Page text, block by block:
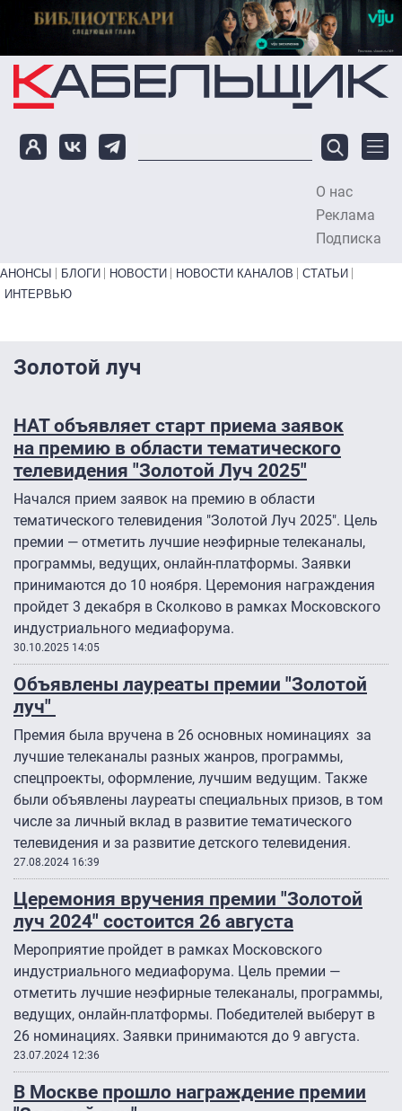
Перейти к основному содержанию
О нас
Реклама
Подписка
Primary links bottom
АНОНСЫ БЛОГИ НОВОСТИ НОВОСТИ КАНАЛОВ
СТАТЬИ
ИНТЕРВЬЮ
Золотой луч
НАТ объявляет старт приема заявок
на премию в области тематического
телевидения "Золотой Луч 2025″
Начался прием заявок на премию в области
тематического телевидения "Золотой Луч 2025". Цель
премии — отметить лучшие неэфирные телеканалы,
программы, ведущих, онлайн-платформы. Заявки
принимаются до 10 ноября. Церемония награждения
пройдет 3 декабря в Сколково в рамках Московского
индустриального медиафорума.
30.10.2025 14:05
Объявлены лауреаты премии "Золотой
луч"
Премия была вручена в 26 основных номинациях за
лучшие телеканалы разных жанров, программы,
спецпроекты, оформление, лучшим ведущим. Также
были объявлены лауреаты специальных призов, в том
числе за личный вклад в развитие тематического
телевидения и за развитие детского телевидения.
27.08.2024 16:39
Церемония вручения премии "Золотой
луч 2024" состоится 26 августа
Мероприятие пройдет в рамках Московского
индустриального медиафорума. Цель премии —
отметить лучшие неэфирные телеканалы, программы,
ведущих, онлайн-платформы. Победителей выберут в
26 номинациях. Заявки принимаются до 9 августа.
23.07.2024 12:36
В Москве прошло награждение премии